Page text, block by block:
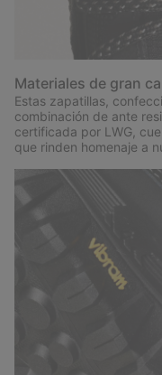
Materiales de gran
Estas zapatillas,
combinación de ante
certificada por LWG,
que rinden homenaje a